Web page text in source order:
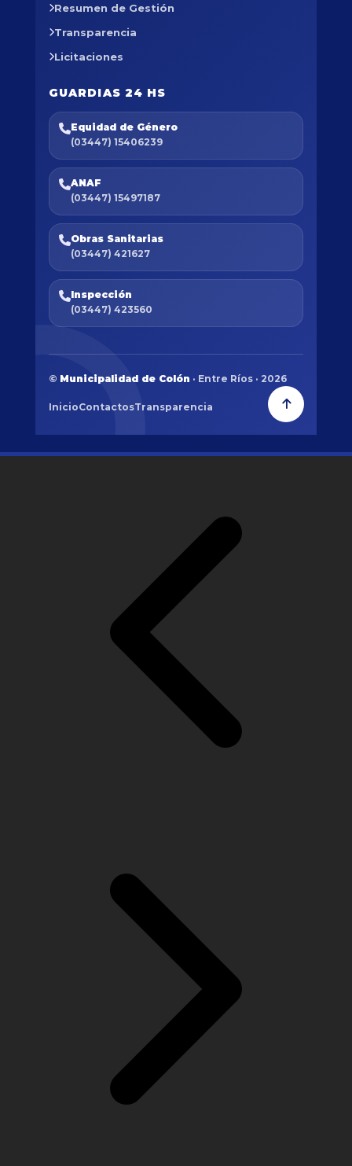
Resumen de Gestión
Transparencia
Licitaciones
GUARDIAS 24 HS
Equidad de Género
(03447) 15406239
ANAF
(03447) 15497187
Obras Sanitarias
(03447) 421627
Inspección
(03447) 423560
© Municipalidad de Colón · Entre Ríos · 2026
InicioContactosTransparencia